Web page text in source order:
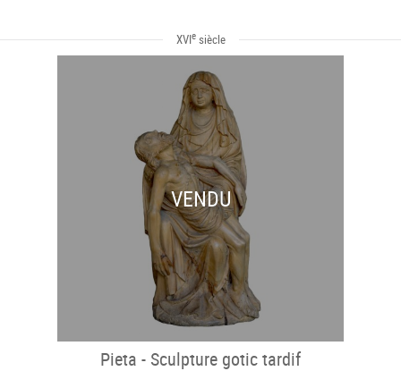
XVIesiècle
VENDU
Pieta - Sculpture gotic tardif